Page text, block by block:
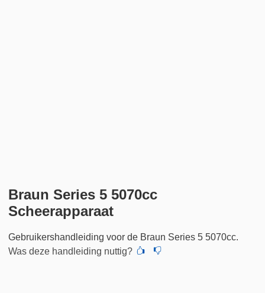
Braun Series 5 5070cc
Scheerapparaat
Gebruikershandleiding voor de Braun Series 5 5070cc.
Was deze handleiding nuttig?